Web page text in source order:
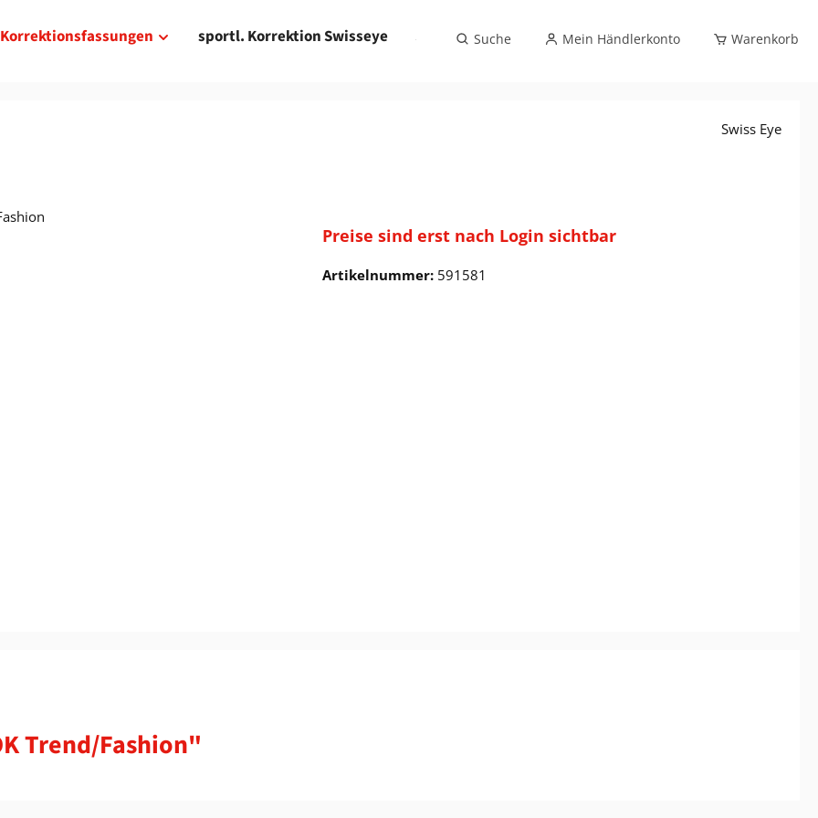
Korrektionsfassungen sportl. Korrektion Swisseye Sportbrillenverglasung (exklusiv Optikfachhandel)
Suche Mein Händlerkonto Warenkorb
Swiss Eye
Preise sind erst nach Login sichtbar
Artikelnummer: 591581
Trend/Fashion"